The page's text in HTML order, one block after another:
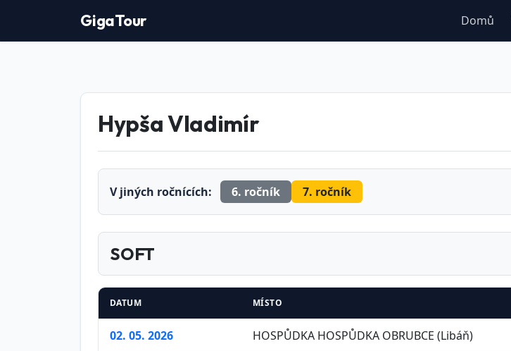
GigaTour Domů
Hypša Vladimír
V jiných ročnících: 6. ročník 7. ročník
SOFT
DATUM MÍSTO
02. 05. 2026 HOSPŮDKA HOSPŮDKA OBRUBCE (Libáň)